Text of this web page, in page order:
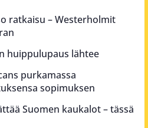
ratkaisu – Westerholmit
huippulupaus lähtee
purkamassa
sopimuksen
Suomen kaukalot – tässä